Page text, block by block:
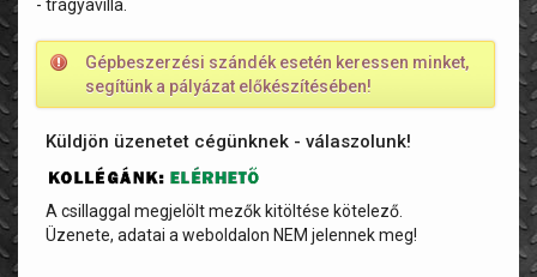
- trágyavilla.
Gépbeszerzési szándék esetén keressen minket,
segítünk a pályázat előkészítésében!
Küldjön üzenetet cégünknek - válaszolunk!
A csillaggal megjelölt mezők kitöltése kötelező.
Üzenete, adatai a weboldalon NEM jelennek meg!